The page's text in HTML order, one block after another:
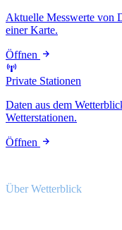
Aktuelle Messwerte von
einer Karte.
Öffnen
Private Stationen
Daten aus dem
Wetterstationen.
Öffnen
Über Wetterblick